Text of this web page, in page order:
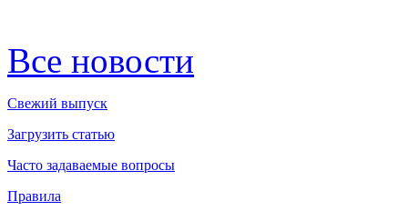
Все новости
Свежий выпуск
Загрузить статью
Часто задаваемые вопросы
Правила